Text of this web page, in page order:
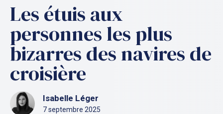
Les étuis aux
personnes les plus
bizarres des navires de
croisière
Isabelle Léger
7 septembre 2025